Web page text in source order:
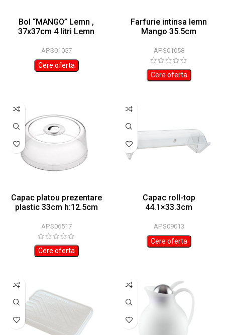
Bol “MANGO” Lemn ,
37x37cm 4 litri Lemn
APS01057
Cere oferta
Farfurie intinsa lemn
Mango 35.5cm
APS01058
Cere oferta
Capac platou prezentare
plastic 33cm h:12.5cm
APS06517
Cere oferta
Capac roll-top
44.1×33.3cm
APS09013
Cere oferta